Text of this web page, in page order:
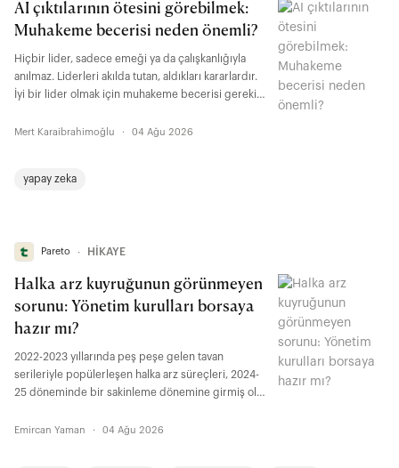
AI çıktılarının ötesini görebilmek:
Muhakeme becerisi neden önemli?
Hiçbir lider, sadece emeği ya da çalışkanlığıyla
anılmaz. Liderleri akılda tutan, aldıkları kararlardır.
İyi bir lider olmak için muhakeme becerisi gerekir.
seviyede çalışan için önemli bir kriter hâline
Mert Karaibrahimoğlu · 04 Ağu 2026
yapay zeka
Pareto ∙ HİKAYE
Halka arz kuyruğunun görünmeyen
sorunu: Yönetim kurulları borsaya
hazır mı?
2022-2023 yıllarında peş peşe gelen tavan
serileriyle popülerleşen halka arz süreçleri, 2024-
25 döneminde bir sakinleme dönemine girmiş olsa
Yılbaşından bu yana toplam 28 şirket halka arz
Emircan Yaman · 04 Ağu 2026